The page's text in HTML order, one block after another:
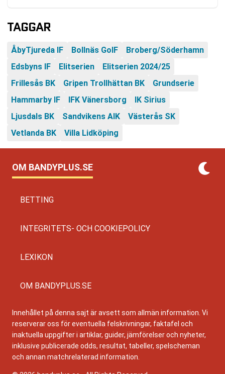
TAGGAR
ÅbyTjureda IF Bollnäs GoIF
Broberg/Söderhamn
Edsbyns IF
Elitserien
Elitserien 2024/25
Frillesås BK
Gripen Trollhättan BK
Grundserie
Hammarby IF
IFK Vänersborg
IK Sirius
Ljusdals BK
Sandvikens AIK
Västerås SK
Vetlanda BK
Villa Lidköping
OM BANDYPLUS.SE
BETTING
INTEGRITETS- OCH COOKIEPOLICY
LEXIKON
OM BANDYPLUS.SE
Innehållet på denna sajt är avsett som allmän information. Vi
reserverar oss för eventuella felskrivningar, faktafel och
inaktuella uppgifter i artiklar, guider, jämförelser och nyheter,
inklusive publicerade odds, resultat, tabeller, spelscheman
och annan matchrelaterad information.